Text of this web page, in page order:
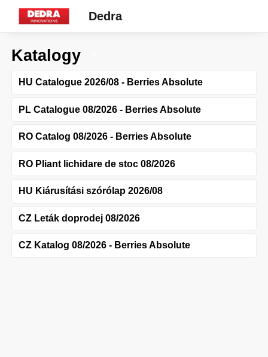
Dedra
Katalogy
HU Catalogue 2026/08 - Berries Absolute
PL Catalogue 08/2026 - Berries Absolute
RO Catalog 08/2026 - Berries Absolute
RO Pliant lichidare de stoc 08/2026
HU Kiárusítási szórólap 2026/08
CZ Leták doprodej 08/2026
CZ Katalog 08/2026 - Berries Absolute